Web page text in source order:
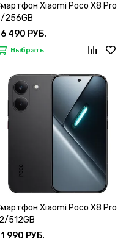
Xiaomi Poco X8 Pro
256GB
490 РУБ.
Выбрать
Xiaomi Poco X8 Pro
512GB
990 РУБ.